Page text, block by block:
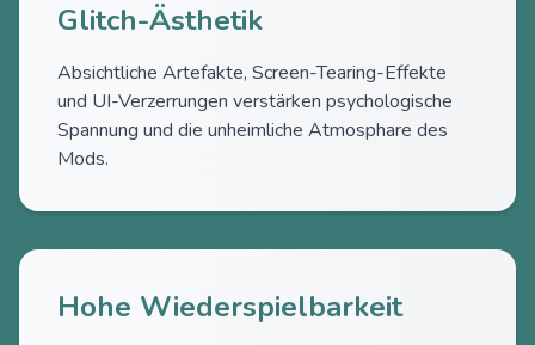
Glitch-Ästhetik
Absichtliche Artefakte, Screen-Tearing-Effekte
und UI-Verzerrungen verstärken psychologische
Spannung und die unheimliche Atmosphare des
Mods.
Hohe Wiederspielbarkeit